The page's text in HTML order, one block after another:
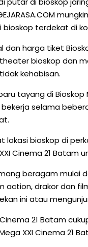
terdekat di
dan harga tiket
bioskop dan
kehabisan.
tayang di
selama
lokasi bioskop di
Cinema 21
beragam mulai
action, drakor dan
ini atau
21 Batam
XXI Cinema 21